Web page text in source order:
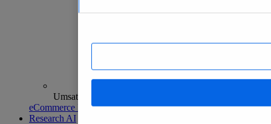
Umsatzanalysen und -prognosen
eCommerce Insights entdecken
Research AI